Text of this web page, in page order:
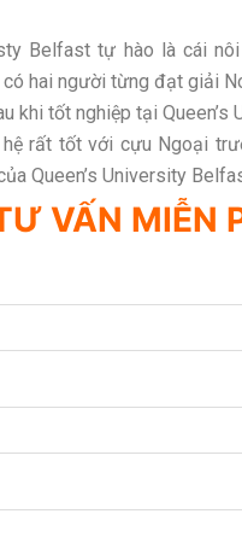
Belfast tự hào là cái
hai người từng đạt giải
khi tốt nghiệp tại
hệ rất tốt với cựu Ngoại
Queen’s University
VẤN MIỄN